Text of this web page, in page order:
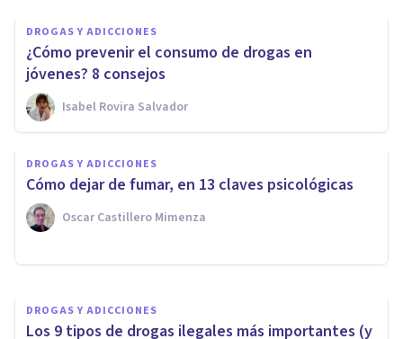
DROGAS Y ADICCIONES
¿Cómo prevenir el consumo de drogas en
jóvenes? 8 consejos
Isabel Rovira Salvador
DROGAS Y ADICCIONES
Cómo dejar de fumar, en 13 claves psicológicas
Oscar Castillero Mimenza
Heroína: síntomas, efectos y
tipo de abstinencia
DROGAS Y ADICCIONES
Los 9 tipos de drogas ilegales más importantes (y